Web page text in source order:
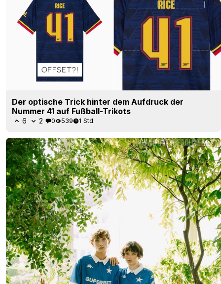
Der optische Trick hinter dem Aufdruck der
Nummer 41 auf Fußball-Trikots
6 2 0 539 1 Std.